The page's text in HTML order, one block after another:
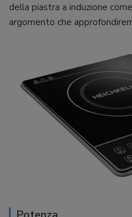
della piastra a induzione
argomento che